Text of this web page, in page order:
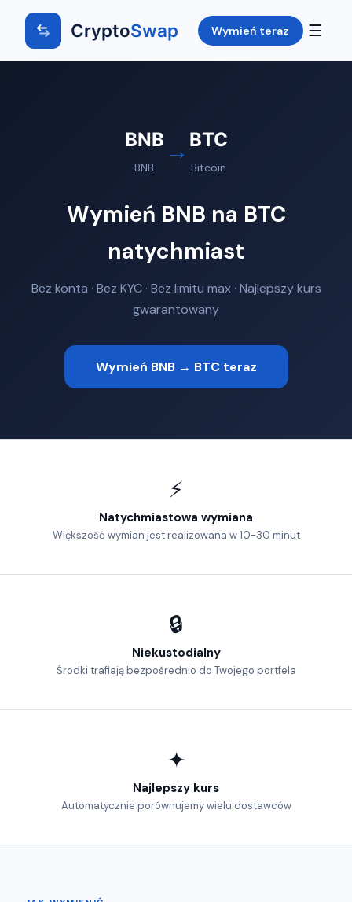
CryptoSwap Wymień teraz ☰
BNB
BNB
→ BTC
Bitcoin
Wymień BNB na BTC
natychmiast
Bez konta · Bez KYC · Bez limitu max · Najlepszy kurs
gwarantowany
Wymień BNB → BTC teraz
⚡
Natychmiastowa wymiana
Większość wymian jest realizowana w 10-30 minut
🔒
Niekustodialny
Środki trafiają bezpośrednio do Twojego portfela
✦
Najlepszy kurs
Automatycznie porównujemy wielu dostawców